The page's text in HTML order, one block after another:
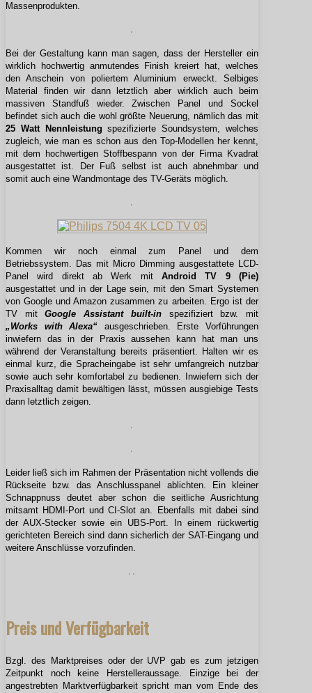
Massenprodukten.
Bei der Gestaltung kann man sagen, dass der Hersteller ein
wirklich hochwertig anmutendes Finish kreiert hat, welches
den Anschein von poliertem Aluminium erweckt. Selbiges
Material finden wir dann letztlich aber wirklich auch beim
massiven Standfuß wieder. Zwischen Panel und Sockel
befindet sich auch die wohl größte Neuerung, nämlich das mit
25 Watt Nennleistung spezifizierte Soundsystem, welches
zugleich, wie man es schon aus den Top-Modellen her kennt,
mit dem hochwertigen Stoffbespann von der Firma Kvadrat
ausgestattet ist. Der Fuß selbst ist auch abnehmbar und
somit auch eine Wandmontage des TV-Geräts möglich.
Kommen wir noch einmal zum Panel und dem
Betriebssystem. Das mit Micro Dimming ausgestattete LCD-
Panel wird direkt ab Werk mit Android TV 9 (Pie)
ausgestattet und in der Lage sein, mit den Smart Systemen
von Google und Amazon zusammen zu arbeiten. Ergo ist der
TV mitGoogle Assistant built-inspezifiziert bzw. mit
„Works with Alexa“ ausgeschrieben. Erste Vorführungen
inwiefern das in der Praxis aussehen kann hat man uns
während der Veranstaltung bereits präsentiert. Halten wir es
einmal kurz, die Spracheingabe ist sehr umfangreich nutzbar
sowie auch sehr komfortabel zu bedienen. Inwiefern sich der
Praxisalltag damit bewältigen lässt, müssen ausgiebige Tests
dann letztlich zeigen.
Leider ließ sich im Rahmen der Präsentation nicht vollends die
Rückseite bzw. das Anschlusspanel ablichten. Ein kleiner
Schnappnuss deutet aber schon die seitliche Ausrichtung
mitsamt HDMI-Port und CI-Slot an. Ebenfalls mit dabei sind
der AUX-Stecker sowie ein UBS-Port. In einem rückwertig
gerichteten Bereich sind dann sicherlich der SAT-Eingang und
weitere Anschlüsse vorzufinden.
Preis und Verfügbarkeit
Bzgl. des Marktpreises oder der UVP gab es zum jetzigen
Zeitpunkt noch keine Herstelleraussage. Einzige bei der
angestrebten Marktverfügbarkeit spricht man vom Ende des